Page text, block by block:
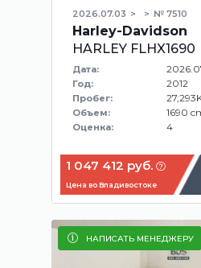
2026.07.03 № 7510
Harley-Davidson
HARLEY FLHX1690
Дата:
Год: 2012
Пробег:
Объем: 1690
Оценка: 4
1 047 412 руб.
Цена во Владивостоке
НАПИСАТЬ МЕНЕДЖЕРУ